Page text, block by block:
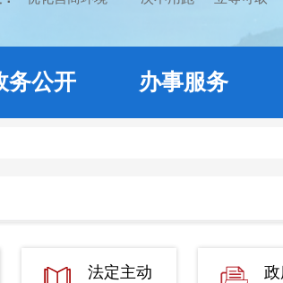
务公开 办事服务
法定主动